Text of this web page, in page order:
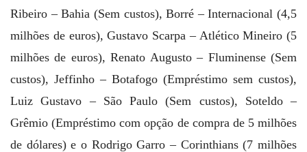
Ribeiro – Bahia (Sem custos), Borré – Internacional (4,5
milhões de euros), Gustavo Scarpa – Atlético Mineiro (5
milhões de euros), Renato Augusto – Fluminense (Sem
custos), Jeffinho – Botafogo (Empréstimo sem custos),
Luiz Gustavo – São Paulo (Sem custos), Soteldo –
Grêmio (Empréstimo com opção de compra de 5 milhões
de dólares) e o Rodrigo Garro – Corinthians (7 milhões